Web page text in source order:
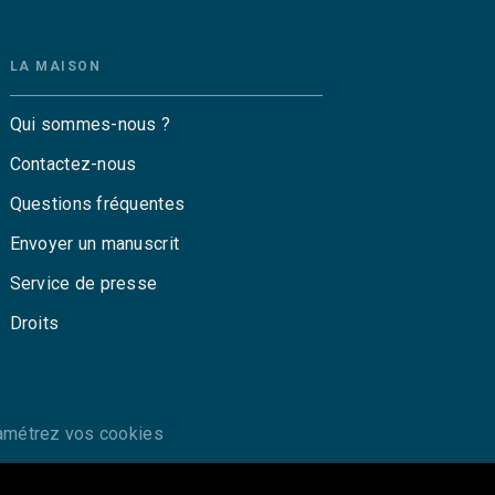
LA MAISON
Qui sommes-nous ?
Contactez-nous
Questions fréquentes
Envoyer un manuscrit
Service de presse
Droits
vos cookies